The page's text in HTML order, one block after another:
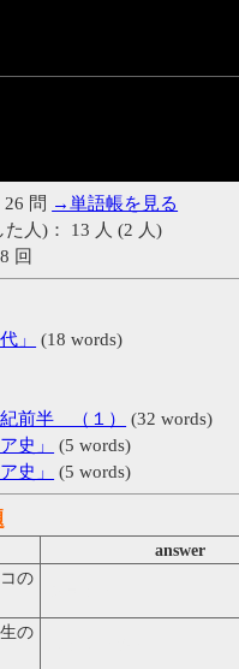
問 →単語帳を見る
人)： 13 人 (2 人)
回
」
(18 words)
前半 （１）
(32 words)
史」
(5 words)
史」
(5 words)
answer
の
の